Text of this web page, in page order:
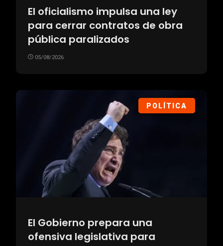
El oficialismo impulsa una ley
para cerrar contratos de obra
pública paralizados
05/08/2026
POLÍTICA
El Gobierno prepara una
ofensiva legislativa para